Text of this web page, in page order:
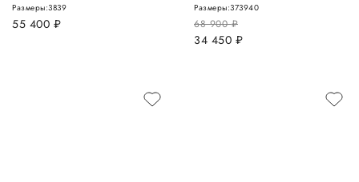
55 400 руб.
Размеры:3839
68 900руб.
34 450 руб.
Размеры:373940